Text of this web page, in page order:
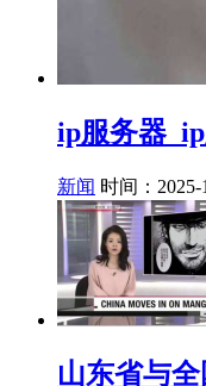
ip服务器
新闻 时间：2025-
山东省与